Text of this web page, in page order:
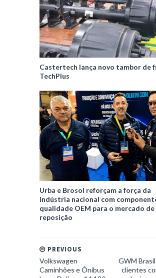
Castertech lança novo tambor de
TechPlus
Urba e Brosol reforçam a força da
indústria nacional com
qualidade OEM para o mercado de
reposição
GWM
clientes
PREVIOUS
Volkswagen
Caminhões e Ônibus